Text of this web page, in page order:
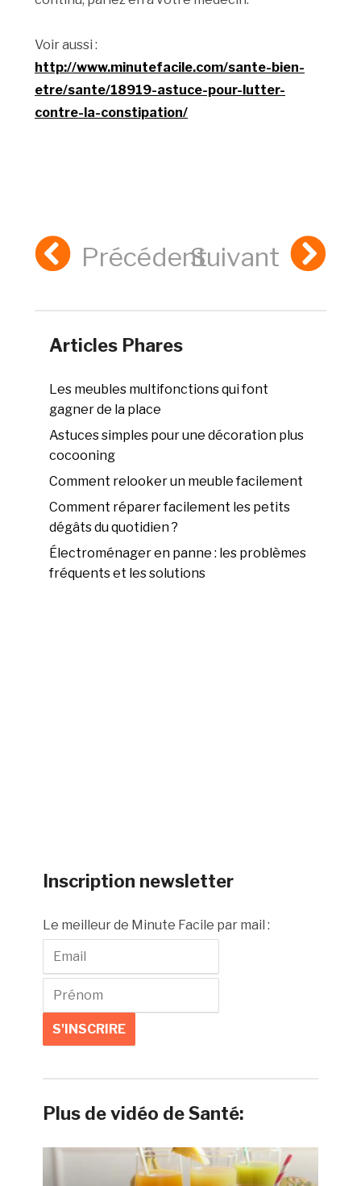
Voir aussi :
http://www.minutefacile.com/sante-bien-
etre/sante/18919-astuce-pour-lutter-
contre-la-constipation/
PrécédentSuivant
Articles Phares
Les meubles multifonctions qui font
gagner de la place
Astuces simples pour une décoration plus
cocooning
Comment relooker un meuble facilement
Comment réparer facilement les petits
dégâts du quotidien ?
Électroménager en panne : les problèmes
fréquents et les solutions
Inscription newsletter
Le meilleur de Minute Facile par mail :
Plus de vidéo de Santé: